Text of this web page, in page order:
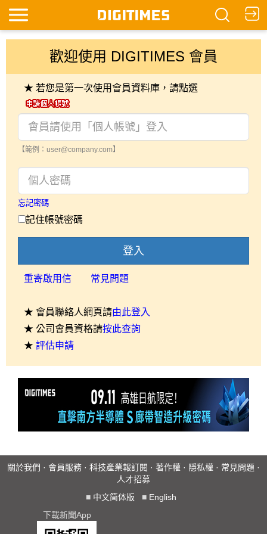
歡迎使用 DIGITIMES 會員
★ 若您是第一次使用會員資料庫，請點選
【範例：user@company.com】
忘記密碼
記住帳號密碼
登入
重寄啟用信 常見問題
★ 會員聯絡人網頁請由此登入
★ 公司會員資格請按此查詢
★ 評估申請
關於我們 · 會員服務 · 科技產業報訂閱 · 著作權 · 隱私權 · 常見問題 ·
人才招募
■ 中文简体版 ■ English
下載新聞App